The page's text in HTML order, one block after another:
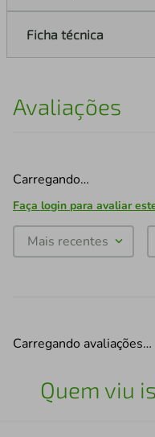
Ficha técnica
Avaliações
Carregando…
Faça login para avaliar
Mais recentes
Carregando avaliações…
Quem viu